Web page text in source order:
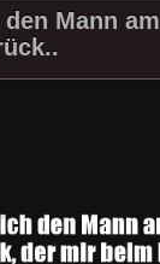
Mann am